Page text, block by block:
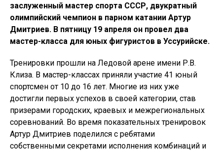
заслуженный мастер спорта СССР, двукратный
олимпийский чемпион в парном катании Артур
Дмитриев. В пятницу 19 апреля он провел два
мастер-класса для юных фигуристов в Уссурийске.
Тренировки прошли на Ледовой арене имени Р.В.
Клиза. В мастер-классах приняли участие 41 юный
спортсмен от 10 до 16 лет. Многие из них уже
достигли первых успехов в своей категории, став
призерами городских, краевых и межрегиональных
соревнований. Во время показательных тренировок
Артур Дмитриев поделился с ребятами
собственными секретами исполнения комбинаций и